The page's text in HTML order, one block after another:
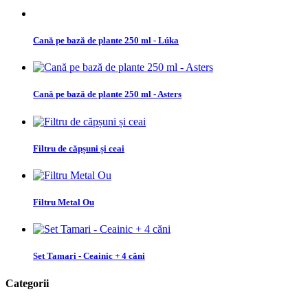
Cană pe bază de plante 250 ml - Lúka
Cană pe bază de plante 250 ml - Asters
Filtru de căpșuni și ceai
Filtru Metal Ou
Set Tamari - Ceainic + 4 căni
Categorii